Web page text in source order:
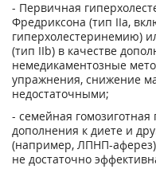
- Первичная
Фредриксона (тип IIа,
гиперхолестеринемию)
(тип IIb) в качестве
немедикаментозные
упражнения, снижение
недостаточными;
- семейная
дополнения к диете и
(например, ЛПНП-аферез)
не достаточно